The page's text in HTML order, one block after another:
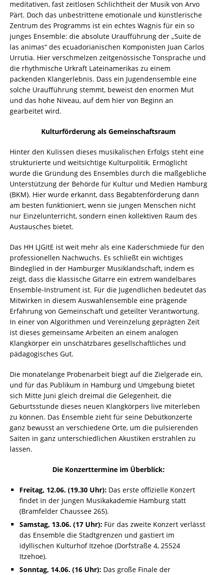
meditativen, fast zeitlosen Schlichtheit der Musik von Arvo
Pärt. Doch das unbestrittene emotionale und künstlerische
Zentrum des Programms ist ein echtes Wagnis für ein so
junges Ensemble: die absolute Uraufführung der „Suite de
las animas“ des ecuadorianischen Komponisten Juan Carlos
Urrutia. Hier verschmelzen zeitgenössische Tonsprache und
die rhythmische Urkraft Lateinamerikas zu einem
packenden Klangerlebnis. Dass ein Jugendensemble eine
solche Uraufführung stemmt, beweist den enormen Mut
und das hohe Niveau, auf dem hier von Beginn an
gearbeitet wird.
Kulturförderung als Gemeinschaftsraum
Hinter den Kulissen dieses musikalischen Erfolgs steht eine
strukturierte und weitsichtige Kulturpolitik. Ermöglicht
wurde die Gründung des Ensembles durch die maßgebliche
Unterstützung der Behörde für Kultur und Medien Hamburg
(BKM). Hier wurde erkannt, dass Begabtenförderung dann
am besten funktioniert, wenn sie jungen Menschen nicht
nur Einzelunterricht, sondern einen kollektiven Raum des
Austausches bietet.
Das HH LJGitE ist weit mehr als eine Kaderschmiede für den
professionellen Nachwuchs. Es schließt ein wichtiges
Bindeglied in der Hamburger Musiklandschaft, indem es
zeigt, dass die klassische Gitarre ein extrem wandelbares
Ensemble-Instrument ist. Für die Jugendlichen bedeutet das
Mitwirken in diesem Auswahlensemble eine prägende
Erfahrung von Gemeinschaft und geteilter Verantwortung.
In einer von Algorithmen und Vereinzelung geprägten Zeit
ist dieses gemeinsame Arbeiten an einem analogen
Klangkörper ein unschätzbares gesellschaftliches und
pädagogisches Gut.
Die monatelange Probenarbeit biegt auf die Zielgerade ein,
und für das Publikum in Hamburg und Umgebung bietet
sich Mitte Juni gleich dreimal die Gelegenheit, die
Geburtsstunde dieses neuen Klangkörpers live miterleben
zu können. Das Ensemble zieht für seine Debütkonzerte
ganz bewusst an verschiedene Orte, um die pulsierenden
Saiten in ganz unterschiedlichen Akustiken erstrahlen zu
lassen.
Die Konzerttermine im Überblick:
Freitag, 12.06. (19.30 Uhr): Das erste offizielle Konzert
findet in der Jungen Musikakademie Hamburg statt
(Bramfelder Chaussee 265).
Samstag, 13.06. (17 Uhr): Für das zweite Konzert verlässt
das Ensemble die Stadtgrenzen und gastiert im
idyllischen Kulturhof Itzehoe (Dorfstraße 4, 25524
Itzehoe).
Sonntag, 14.06. (16 Uhr): Das große Finale der